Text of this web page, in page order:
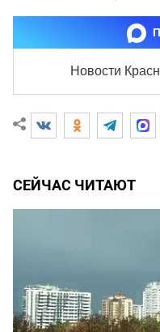
Новости
СЕЙЧАС ЧИТАЮТ